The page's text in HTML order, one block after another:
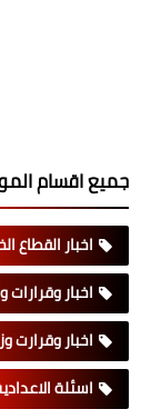
جميع اقسام
اخبار القطاع
اخبار وقرارات
اخبار وقرارت
اسئلة